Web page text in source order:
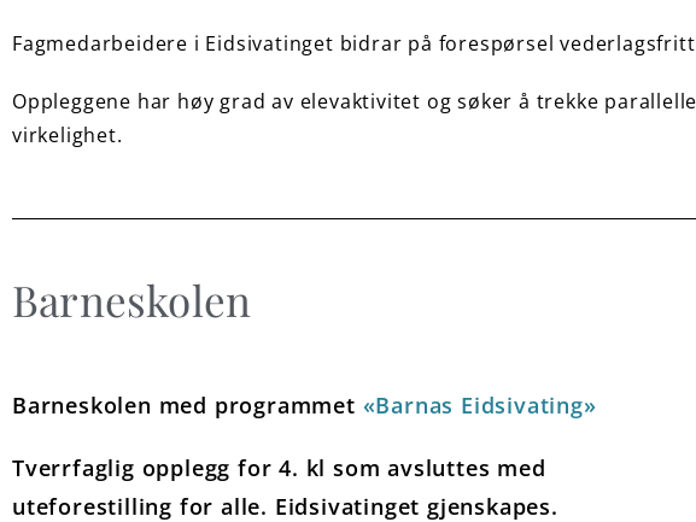
Fagmedarbeidere i Eidsivatinget bidrar på forespørsel
Oppleggene har høy grad av elevaktivitet og søker å trekke
virkelighet.
Barneskolen
Barneskolen med programmet «Barnas Eidsivating»
Tverrfaglig opplegg for 4. kl som avsluttes med
uteforestilling for alle. Eidsivatinget gjenskapes.